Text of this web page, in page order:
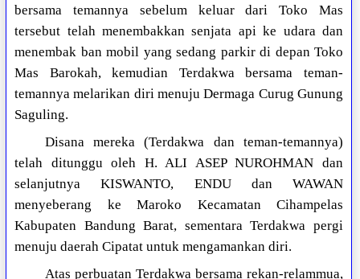
bersama temannya sebelum keluar dari Toko Mas
tersebut telah menembakkan senjata api ke udara dan
menembak ban mobil yang sedang parkir di depan Toko
Mas Barokah, kemudian Terdakwa bersama teman-
temannya melarikan diri menuju Dermaga Curug Gunung
Saguling.
Disana mereka (Terdakwa dan teman-temannya)
telah ditunggu oleh H. ALI ASEP NUROHMAN dan
selanjutnya KISWANTO, ENDU dan WAWAN
menyeberang ke Maroko Kecamatan Cihampelas
Kabupaten Bandung Barat, sementara Terdakwa pergi
menuju daerah Cipatat untuk mengamankan diri.
Atas perbuatan Terdakwa bersama rekan-relammua,